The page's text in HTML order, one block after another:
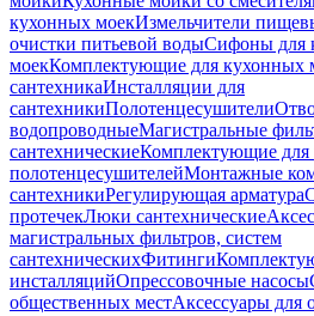
кухонных моекИзмельчители
очистки питьевой водыСифоны для
моекКомплектующие для кухонных
сантехникаИнсталляции для
сантехникиПолотенцесушители
водопроводныеМагистральные
сантехническиеКомплектующие для
полотенцесушителейМонтажные
сантехникиРегулирующая арматура
протечекЛюки сантехнические
магистральных фильтров, систем
сантехническихФитинги
инсталляцийОпрессовочные насосы
общественных местАксессуары для